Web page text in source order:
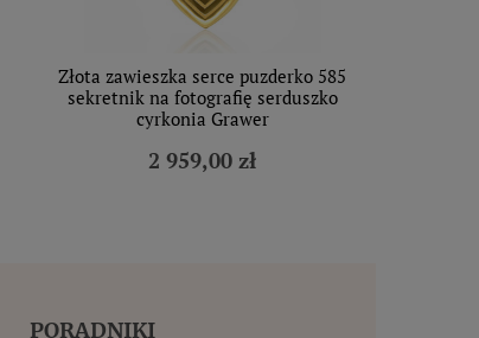
Złota zawieszka serce puzderko 585
sekretnik na fotografię serduszko
cyrkonia Grawer
2 959,00 zł
PORADNIKI